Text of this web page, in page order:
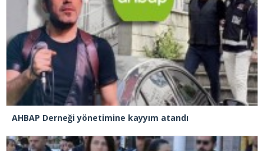
AHBAP Derneği yönetimine kayyım atandı